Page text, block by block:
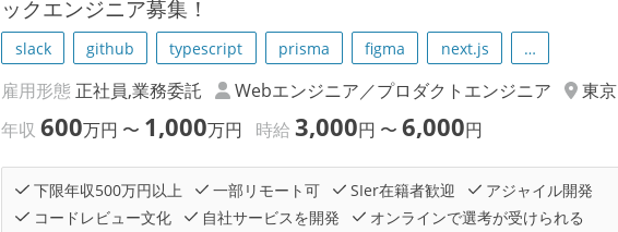
ックエンジニア募集！
slack github typescript prisma figma next.js …
雇用形態 正社員,業務委託 Webエンジニア／プロダクトエンジニア
東京
年収600万円 〜 1,000万円 時給3,000円 〜6,000円
下限年収500万円以上 一部リモート可 SIer在籍者歓迎
アジャイル開発
コードレビュー文化
自社サービスを開発
オンラインで選考が受けられる